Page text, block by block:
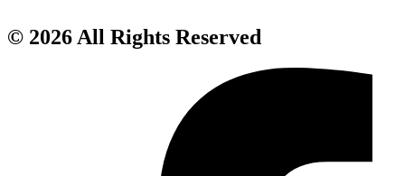
© 2026 All Rights Reserved